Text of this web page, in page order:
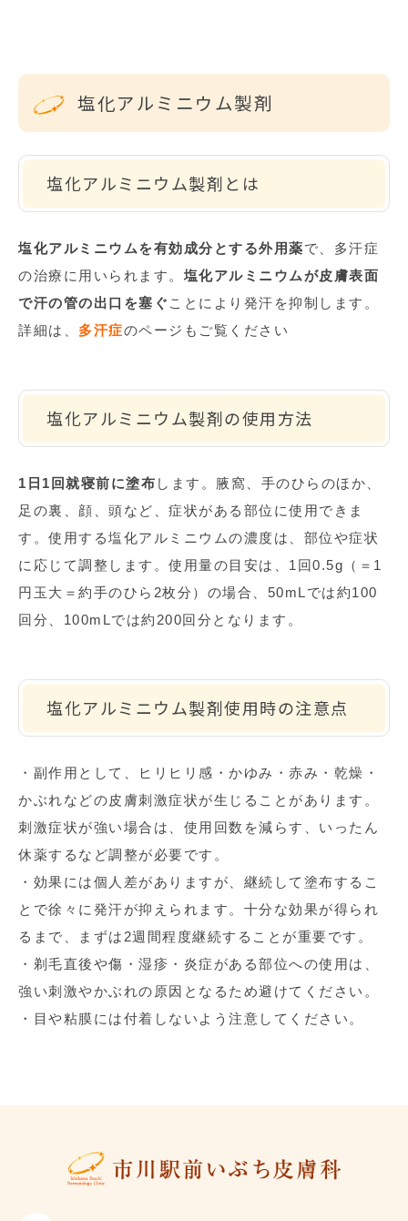
塩化アルミニウム製剤
塩化アルミニウム製剤とは
塩化アルミニウムを有効成分とする外用薬で、多汗症
の治療に用いられます。 塩化アルミニウムが皮膚表面
で汗の管の出口を塞ぐ ことにより発汗を抑制します。
詳細は、 多汗症のページもご覧ください
塩化アルミニウム製剤の使用方法
1日1回就寝前に塗布 します。腋窩、手のひらのほか、
足の裏、顔、頭など、症状がある部位に使用できま
す。使用する塩化アルミニウムの濃度は、部位や症状
に応じて調整します。使用量の目安は、 1 回0.5g （＝ 1
円玉大＝約手のひら 2枚分）の場合、 50mL では約100
回分、 100mLでは約 200回分となります。
塩化アルミニウム製剤使用時の注意点
・副作用として、ヒリヒリ感・かゆみ・赤み・乾燥・
かぶれなどの皮膚刺激症状が生じることがあります。
刺激症状が強い場合は、使用回数を減らす、いったん
休薬するなど調整が必要です。
・効果には個人差がありますが、継続して塗布するこ
とで徐々に発汗が抑えられます。十分な効果が得られ
るまで、まずは 2週間程度継続することが重要です。
・剃毛直後や傷・湿疹・炎症がある部位への使用は、
強い刺激やかぶれの原因となるため避けてください。
・目や粘膜には付着しないよう注意してください。